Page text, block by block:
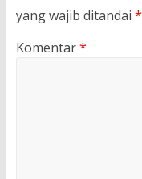
yang wajib ditandai *
Komentar*